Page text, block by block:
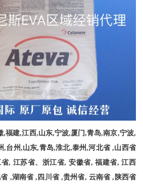
,福建,江西,山东,宁波,厦门,青岛,南京,宁波,
,台州,山东,青岛,淮北,泰州,河北省 ,山西省
省, 江苏省、浙江省, 安徽省, 福建省, 江西
,湖南省 , 四川省 ,贵州省, 云南省 , 陕西省